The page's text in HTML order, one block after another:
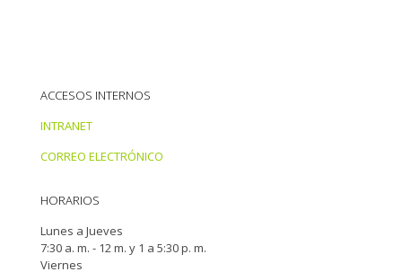
ACCESOS INTERNOS
INTRANET
CORREO ELECTRÓNICO
HORARIOS
Lunes a Jueves
7:30 a. m. - 12 m. y 1 a 5:30 p. m.
Viernes